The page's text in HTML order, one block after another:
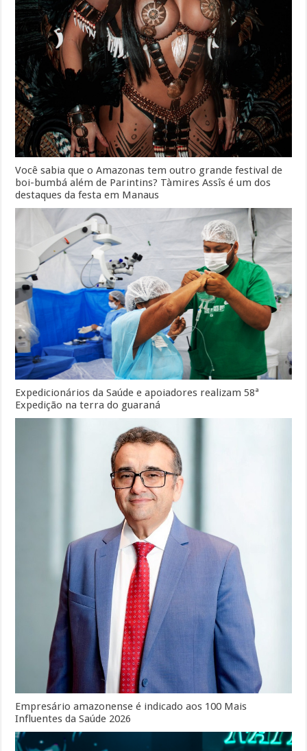
Você sabia que o Amazonas tem outro grande festival de
boi-bumbá além de Parintins? Tàmires Assîs é um dos
destaques da festa em Manaus
Expedicionários da Saúde e apoiadores realizam 58ª
Expedição na terra do guaraná
Empresário amazonense é indicado aos 100 Mais
Influentes da Saúde 2026